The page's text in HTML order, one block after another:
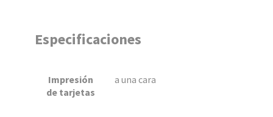
Especificaciones
Impresión
de tarjetas
a una cara